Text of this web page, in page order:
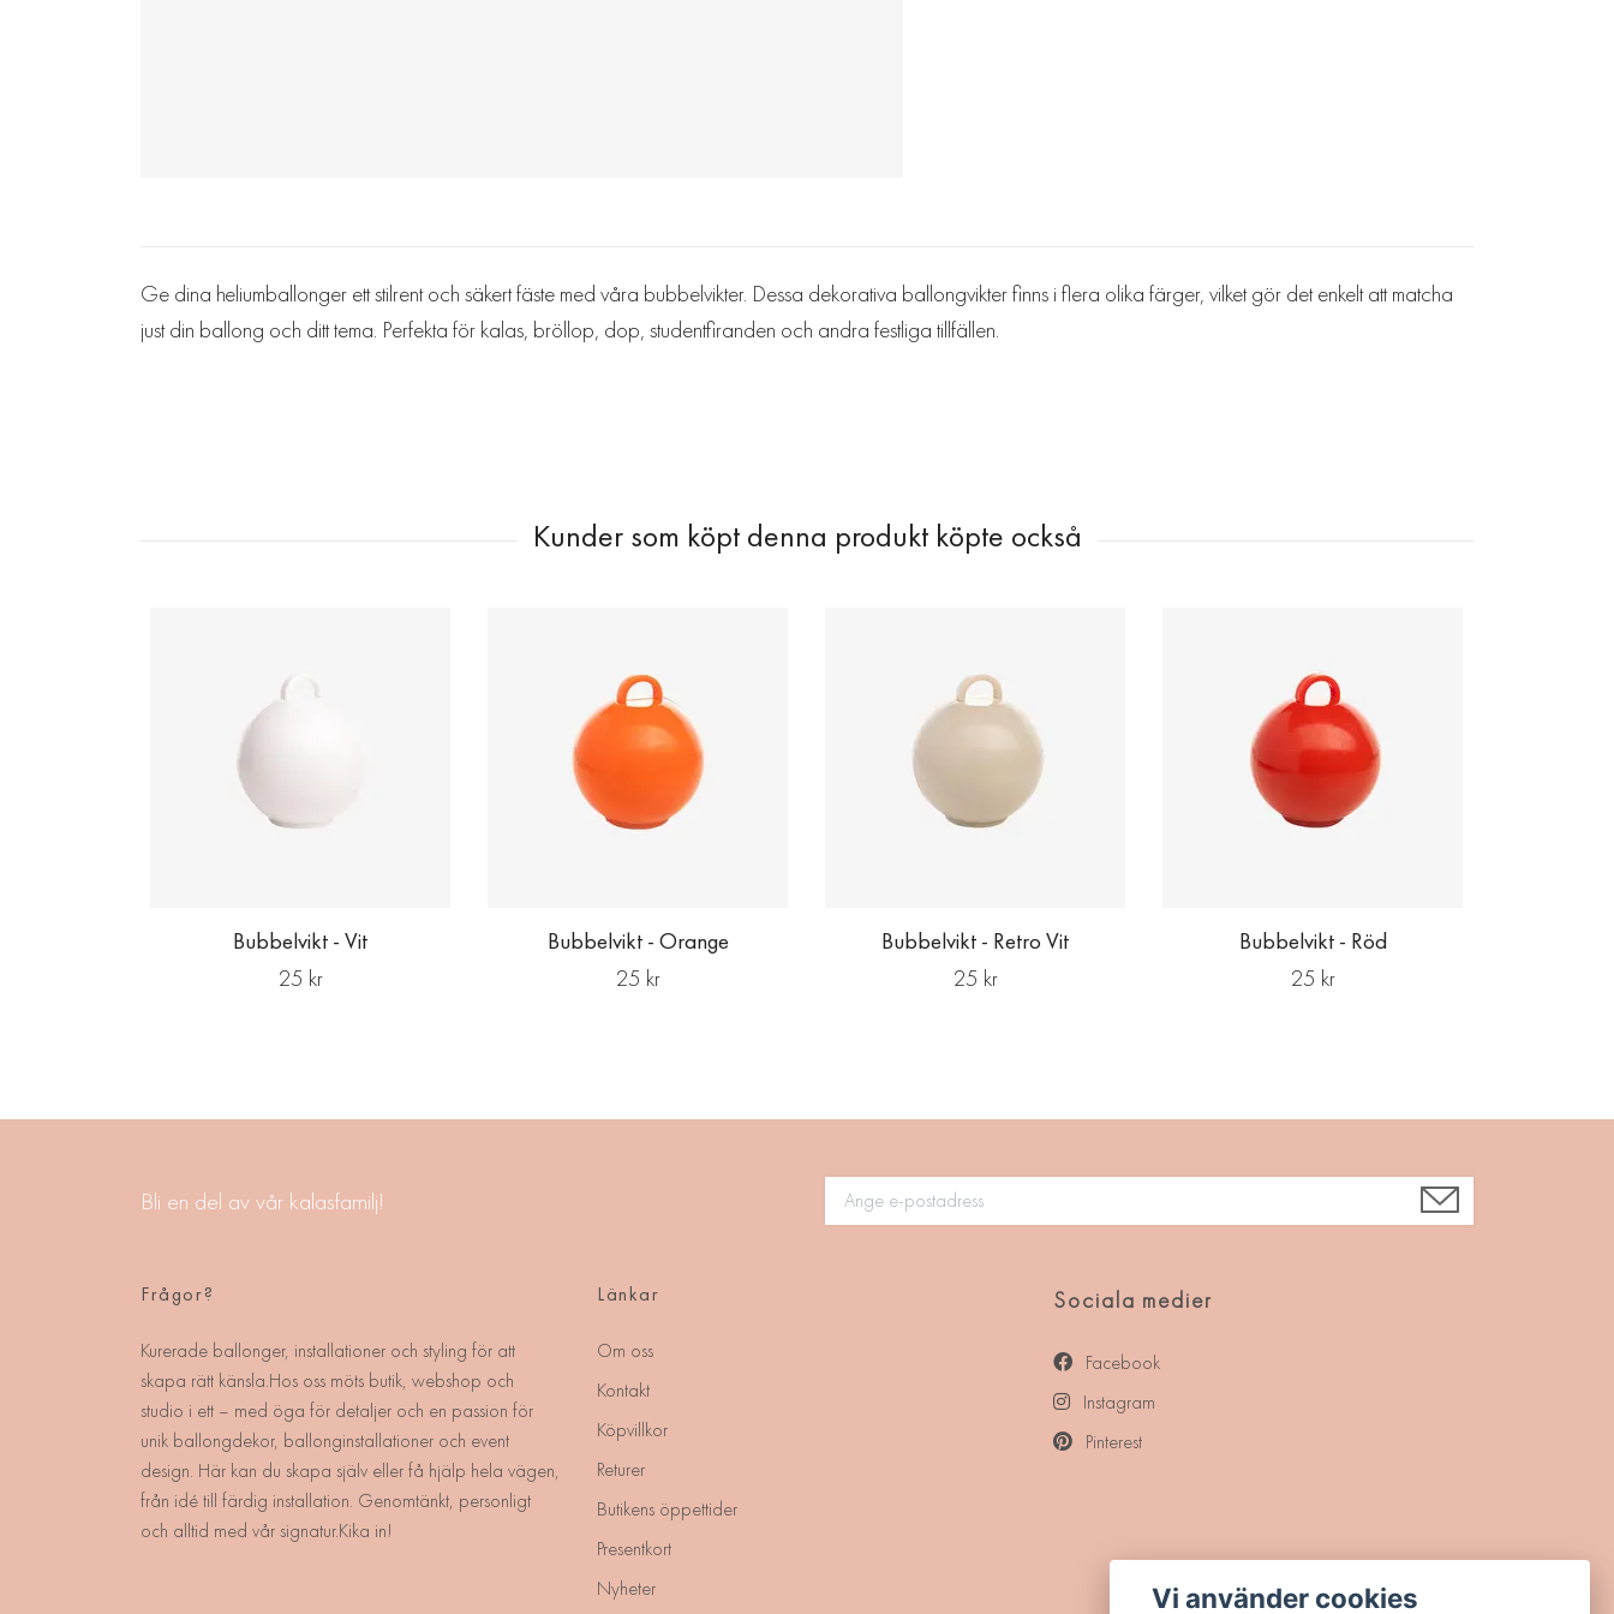
Ge dina heliumballonger ett stilrent och säkert fäste med våra bubbelvikter. Dessa dekorativa ballongvikter finns i flera olika färger, vilket gör det enkelt att matcha
just din ballong och ditt tema. Perfekta för kalas, bröllop, dop, studentfiranden och andra festliga tillfällen.
Bubbelvikt - Vit
25 kr
Bubbelvikt - Orange
25 kr
Bubbelvikt - Retro Vit
25 kr
Bubbelvikt - Röd
25 kr
Bli en del av vår kalasfamilj!
Frågor?
Kurerade ballonger, installationer och styling för att
skapa rätt känsla.Hos oss möts butik, webshop och
studio i ett – med öga för detaljer och en passion för
unik ballongdekor, ballonginstallationer och event
design. Här kan du skapa själv eller få hjälp hela vägen,
från idé till färdig installation. Genomtänkt, personligt
och alltid med vår signatur.Kika in!
Länkar
Om oss
Kontakt
Köpvillkor
Returer
Butikens öppettider
Presentkort
Nyheter
Sociala medier
Facebook
Instagram
Pinterest
Vi använder cookies